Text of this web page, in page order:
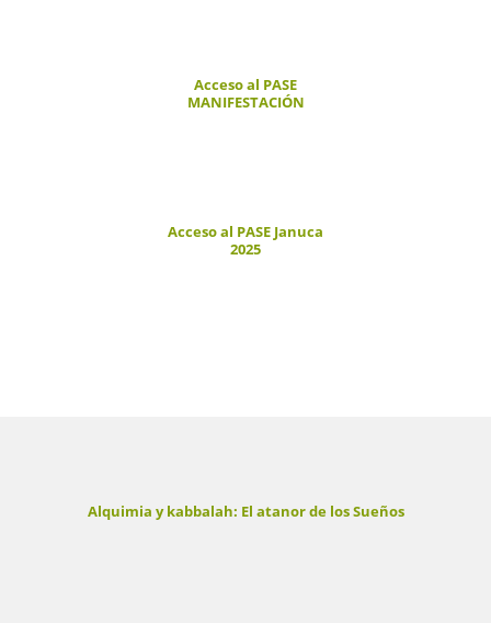
Acceso al PASE
MANIFESTACIÓN
Acceso al PASE Januca
2025
Alquimia y kabbalah: El atanor de los Sueños